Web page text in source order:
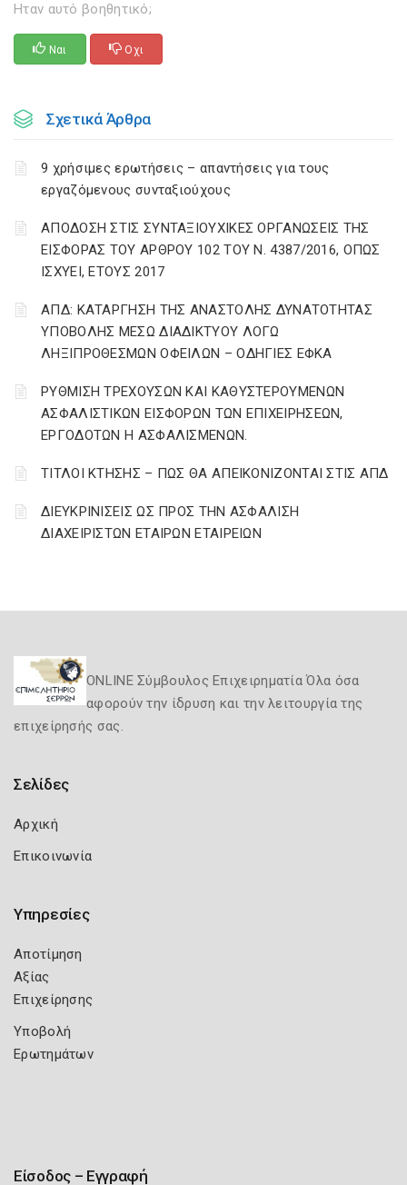
Ηταν αυτό βοηθητικό;
Ναι Οχι
Σχετικά Άρθρα
9 χρήσιμες ερωτήσεις – απαντήσεις για τους
εργαζόμενους συνταξιούχους
ΑΠΟΔΟΣΗ ΣΤΙΣ ΣΥΝΤΑΞΙΟΥΧΙΚΕΣ ΟΡΓΑΝΩΣΕΙΣ ΤΗΣ
ΕΙΣΦΟΡΑΣ ΤΟΥ ΑΡΘΡΟΥ 102 ΤΟΥ Ν. 4387/2016, ΟΠΩΣ
ΙΣΧΥΕΙ, ΕΤΟΥΣ 2017
ΑΠΔ: ΚΑΤΑΡΓΗΣΗ ΤΗΣ ΑΝΑΣΤΟΛΗΣ ΔΥΝΑΤΟΤΗΤΑΣ
ΥΠΟΒΟΛΗΣ ΜΕΣΩ ΔΙΑΔΙΚΤΥΟΥ ΛΟΓΩ
ΛΗΞΙΠΡΟΘΕΣΜΩΝ ΟΦΕΙΛΩΝ – ΟΔΗΓΙΕΣ ΕΦΚΑ
ΡΥΘΜΙΣΗ ΤΡΕΧΟΥΣΩΝ ΚΑΙ ΚΑΘΥΣΤΕΡΟΥΜΕΝΩΝ
ΑΣΦΑΛΙΣΤΙΚΩΝ ΕΙΣΦΟΡΩΝ ΤΩΝ ΕΠΙΧΕΙΡΗΣΕΩΝ,
ΕΡΓΟΔΟΤΩΝ Η ΑΣΦΑΛΙΣΜΕΝΩΝ.
ΤΙΤΛΟΙ ΚΤΗΣΗΣ – ΠΩΣ ΘΑ ΑΠΕΙΚΟΝΙΖΟΝΤΑΙ ΣΤΙΣ ΑΠΔ
ΔΙΕΥΚΡΙΝΙΣΕΙΣ ΩΣ ΠΡΟΣ ΤΗΝ ΑΣΦΑΛΙΣΗ
ΔΙΑΧΕΙΡΙΣΤΩΝ ΕΤΑΙΡΩΝ ΕΤΑΙΡΕΙΩΝ
ONLINE Σύμβουλος Επιχειρηματία Όλα όσα
αφορούν την ίδρυση και την λειτουργία της
επιχείρησής σας.
Σελίδες
Αρχική
Επικοινωνία
Υπηρεσίες
Αποτίμηση
Αξίας
Επιχείρησης
Υποβολή
Ερωτημάτων
Είσοδος – Εγγραφή